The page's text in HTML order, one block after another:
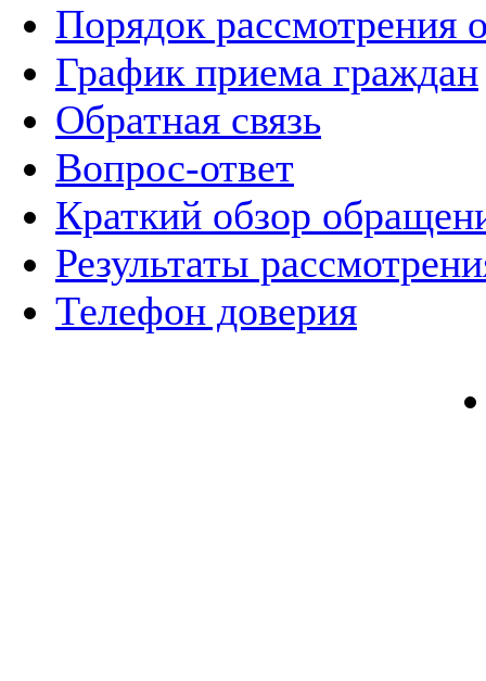
Порядок рассмотрения
График приема граждан
Обратная связь
Вопрос-ответ
Краткий обзор
Результаты
Телефон доверия